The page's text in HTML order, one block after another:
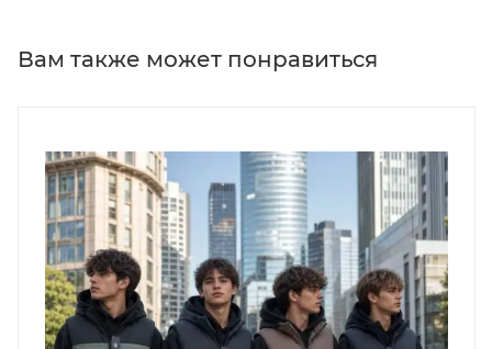
Вам также может понравиться